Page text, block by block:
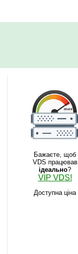
Бажаєте, щоб
VDS працював
ідеально?
VIP VDS!
Доступна ціна